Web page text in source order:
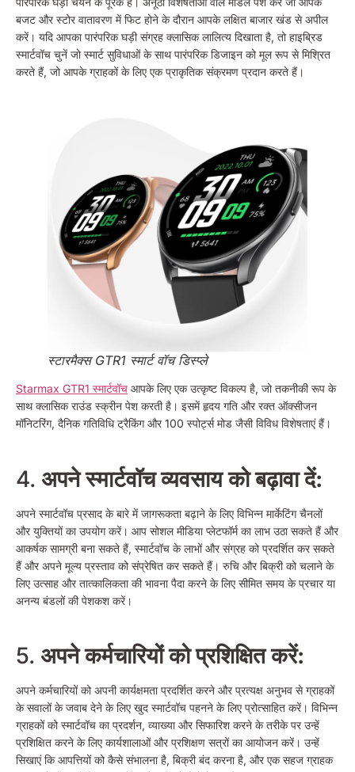
बजट और स्टोर वातावरण में फिट होने के दौरान आपके लक्षित बाजार खंड से अपील
करें। यदि आपका पारंपरिक घड़ी संग्रह क्लासिक लालित्य दिखाता है, तो हाइब्रिड
स्मार्टवॉच चुनें जो स्मार्ट सुविधाओं के साथ पारंपरिक डिजाइन को मूल रूप से मिश्रित
करते हैं, जो आपके ग्राहकों के लिए एक प्राकृतिक संक्रमण प्रदान करते हैं।
स्टारमैक्स GTR1 स्मार्ट वॉच डिस्प्ले
Starmax GTR1 स्मार्टवॉच आपके लिए एक उत्कृष्ट विकल्प है, जो तकनीकी रूप के
साथ क्लासिक राउंड स्क्रीन पेश करती है। इसमें हृदय गति और रक्त ऑक्सीजन
मॉनिटरिंग, दैनिक गतिविधि ट्रैकिंग और 100 स्पोर्ट्स मोड जैसी विविध विशेषताएं हैं।
4. अपने स्मार्टवॉच व्यवसाय को बढ़ावा दें:
अपने स्मार्टवॉच प्रसाद के बारे में जागरूकता बढ़ाने के लिए विभिन्न मार्केटिंग चैनलों
और युक्तियों का उपयोग करें। आप सोशल मीडिया प्लेटफॉर्म का लाभ उठा सकते हैं और
आकर्षक सामग्री बना सकते हैं, स्मार्टवॉच के लाभों और संग्रह को प्रदर्शित कर सकते
हैं और अपने मूल्य प्रस्ताव को संप्रेषित कर सकते हैं। रुचि और बिक्री को चलाने के
लिए उत्साह और तात्कालिकता की भावना पैदा करने के लिए सीमित समय के प्रचार या
अनन्य बंडलों की पेशकश करें।
5. अपने कर्मचारियों को प्रशिक्षित करें:
अपने कर्मचारियों को अपनी कार्यक्षमता प्रदर्शित करने और प्रत्यक्ष अनुभव से ग्राहकों
के सवालों के जवाब देने के लिए खुद स्मार्टवॉच पहनने के लिए प्रोत्साहित करें। विभिन्न
ग्राहकों को स्मार्टवॉच का प्रदर्शन, व्याख्या और सिफारिश करने के तरीके पर उन्हें
प्रशिक्षित करने के लिए कार्यशालाओं और प्रशिक्षण सत्रों का आयोजन करें। उन्हें
सिखाएं कि आपत्तियों को कैसे संभालना है, बिक्री बंद करना है, और एक सहज ग्राहक